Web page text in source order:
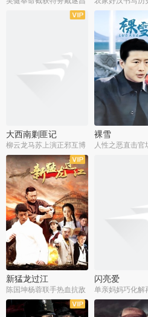
大西南剿匪记
柳云龙马苏上演正邪互博
全21集
裸雪
人性之恶直击官
全36集
新猛龙过江
陈国坤杨蓉联手热血抗敌
闪亮爱
单亲妈妈巧化解
全30集
全30集